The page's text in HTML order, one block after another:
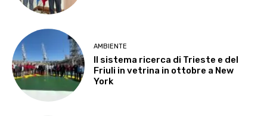
AMBIENTE
Il sistema ricerca di Trieste e del
Friuli in vetrina in ottobre a New
York